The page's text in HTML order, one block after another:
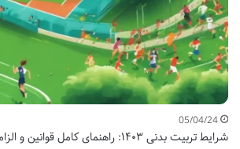
05/04/24
شرایط تربیت بدنی ۱۴۰۳: راهنمای کامل قوانین و الزامات جدید